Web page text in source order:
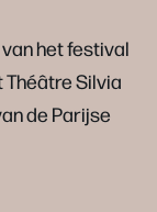
het festival
Théâtre Silvia
de Parijse